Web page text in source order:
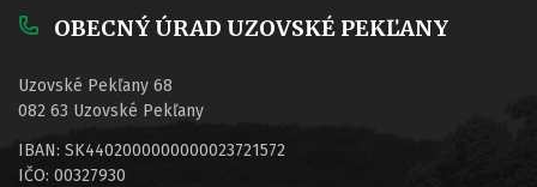
OBECNÝ ÚRAD UZOVSKÉ PEKĽANY
Uzovské Pekľany 68
082 63 Uzovské Pekľany
IBAN: SK4402000000000023721572
IČO: 00327930